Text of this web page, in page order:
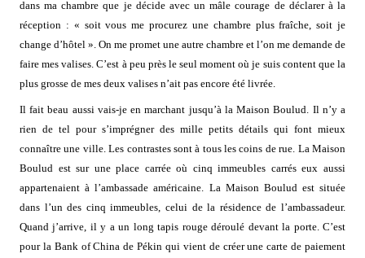
dans ma chambre que je décide avec un mâle courage de déclarer à la
réception : « soit vous me procurez une chambre plus fraîche, soit je
change d’hôtel ». On me promet une autre chambre et l’on me demande de
faire mes valises. C’est à peu près le seul moment où je suis content que la
plus grosse de mes deux valises n’ait pas encore été livrée.
Il fait beau aussi vais-je en marchant jusqu’à la Maison Boulud. Il n’y a
rien de tel pour s’imprégner des mille petits détails qui font mieux
connaître une ville. Les contrastes sont à tous les coins de rue. La Maison
Boulud est sur une place carrée où cinq immeubles carrés eux aussi
appartenaient à l’ambassade américaine. La Maison Boulud est située
dans l’un des cinq immeubles, celui de la résidence de l’ambassadeur.
Quand j’arrive, il y a un long tapis rouge déroulé devant la porte. C’est
pour la Bank of China de Pékin qui vient de créer une carte de paiement